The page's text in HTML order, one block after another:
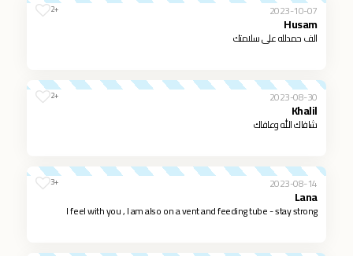
2023-10-07
+2
Husam
الف حمدلله على سلامتك
2023-08-30
+2
Khalil
شافاك الله وعافاك
2023-08-14
+3
Lana
I feel with you , I am also on a vent and feeding tube - stay strong